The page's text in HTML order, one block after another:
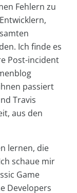
Fehlern zu
Ich finde es
Post-incident
passiert
Travis
aus den
lernen, die
schaue mir
Game
Developers